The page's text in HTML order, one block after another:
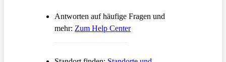
Antworten auf häufige Fragen und
mehr: Zum Help CenterÖffnet in einem neuen Tab